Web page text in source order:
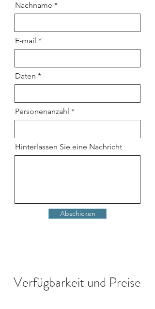
Nachname
E-mail
Daten
Personenanzahl
Hinterlassen Sie eine Nachricht
Abschicken
Verfügbarkeit und Preise